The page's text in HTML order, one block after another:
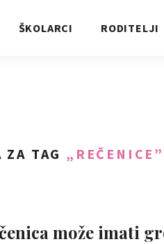
ŠKOLARCI RODITELJI
ZA TAG „REČENICE”
može imati